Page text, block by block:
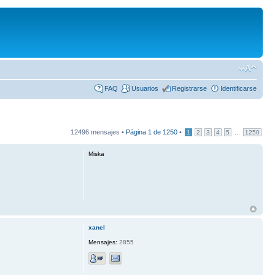
FAQ Usuarios Registrarse Identificarse
12496 mensajes • Página 1 de 1250 • 1 2 3 4 5 1250
Miska
xanel
Mensajes: 2855